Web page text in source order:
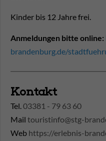
Kinder bis 12 Jahre frei.
Anmeldungen bitte online:
brandenburg.de/
Kontakt
Tel.03381 - 79 63 60
Mail touristinfo@stg-
Web https://erlebnis-